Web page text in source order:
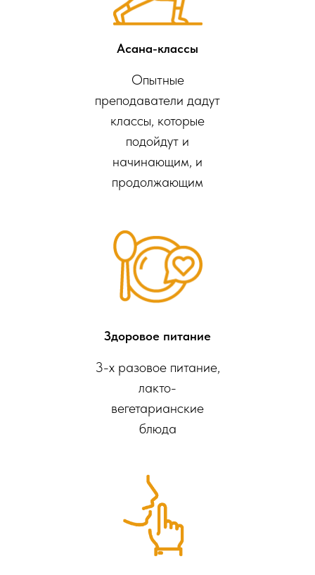
Асана-классы
Опытные
преподаватели дадут
классы, которые
подойдут и
начинающим, и
продолжающим
Здоровое питание
3-х разовое питание,
лакто-
вегетарианские
блюда